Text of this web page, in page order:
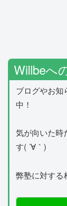
Willbeへ
ブログやお知
中！
気が向いた時
す( ´∀｀)
弊塾に対する